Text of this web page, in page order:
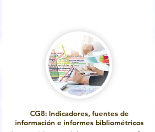
CG8: Indicadores, fuentes de
información e informes bibliométricos